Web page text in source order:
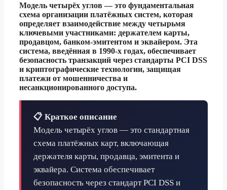
Модель четырёх углов — это фундаментальная
схема организации платёжных систем, которая
определяет взаимодействие между четырьмя
ключевыми участниками: держателем карты,
продавцом, банком-эмитентом и эквайером. Эта
система, введённая в 1990-х годах, обеспечивает
безопасность транзакций через стандарты PCI DSS
и криптографические технологии, защищая
платежи от мошенничества и
несанкционированного доступа.
📋 Краткое описание
Модель четырёх углов — это стандартная
схема платёжных карт, включающая
держателя карты, продавца, эмитента и
эквайера. Система обеспечивает
безопасность через стандарт PCI DSS и